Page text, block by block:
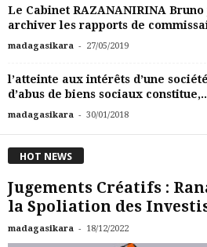
Le Cabinet RAZANANIRINA Bruno
archiver les rapports de
madagasikara - 27/05/2019
l’atteinte aux intérêts d’une
d’abus de biens sociaux
madagasikara - 30/01/2018
HOT NEWS
Jugements Créatifs :
la Spoliation des
madagasikara - 18/12/2022